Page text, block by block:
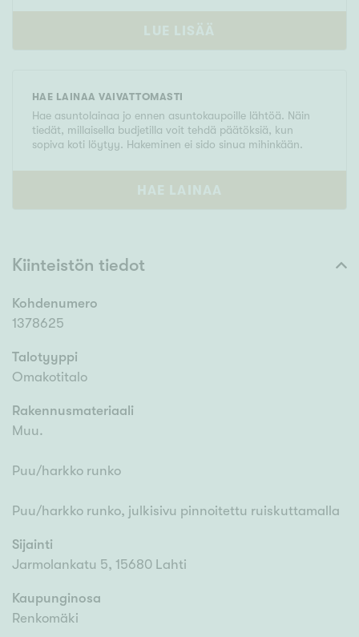
LUE LISÄÄ
HAE LAINAA VAIVATTOMASTI
Hae asuntolainaa jo ennen asuntokaupoille lähtöä. Näin
tiedät, millaisella budjetilla voit tehdä päätöksiä, kun
sopiva koti löytyy. Hakeminen ei sido sinua mihinkään.
HAE LAINAA
Kiinteistön tiedot
Kohdenumero
1378625
Talotyyppi
Omakotitalo
Rakennusmateriaali
Muu.
Puu/harkko runko
Puu/harkko runko, julkisivu pinnoitettu ruiskuttamalla
Sijainti
Jarmolankatu 5, 15680 Lahti
Kaupunginosa
Renkomäki